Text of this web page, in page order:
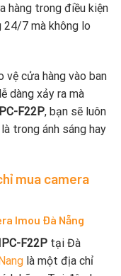
hàng trong điều kiện
24/7 mà không lo
cửa hàng vào ban
dàng xảy ra mà
F22P, bạn sẽ luôn
trong ánh sáng hay
mua camera
Imou Đà Nẵng
F22P tại Đà
là một địa chỉ